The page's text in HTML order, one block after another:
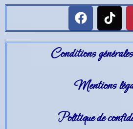
Conditions
Mentions
Politique de